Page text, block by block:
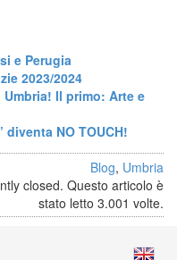
e Perugia
2023/2024
Il primo: Arte e
NO TOUCH!
Blog, Umbria
closed. Questo articolo è
stato letto 3.001 volte.